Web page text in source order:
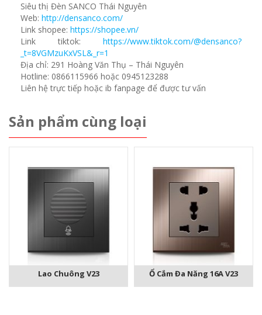
Siêu thị Đèn SANCO Thái Nguyên
Web: http://densanco.com/
Link shopee: https://shopee.vn/
Link tiktok: https://www.tiktok.com/@densanco?
_t=8VGMzuKxVSL&_r=1
Địa chỉ: 291 Hoàng Văn Thụ – Thái Nguyên
Hotline: 0866115966 hoặc 0945123288
Liên hệ trực tiếp hoặc ib fanpage để được tư vấn
Sản phẩm cùng loại
Lao Chuông V23 Ổ Cắm Đa Năng 16A V23